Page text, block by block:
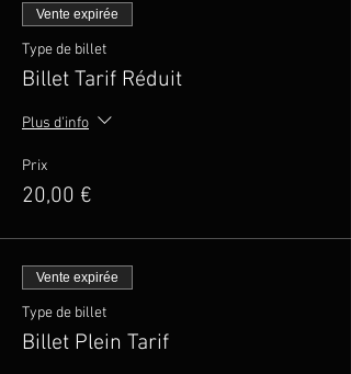
Vente expirée
Type de billet
Billet Tarif Réduit
Plus d'info
Prix
20,00 €
Vente expirée
Type de billet
Billet Plein Tarif